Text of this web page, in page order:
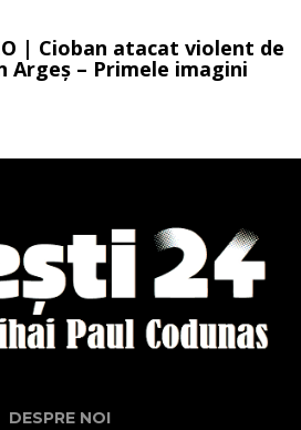
| Cioban atacat violent de
Argeș – Primele imagini
DESPRE NOI